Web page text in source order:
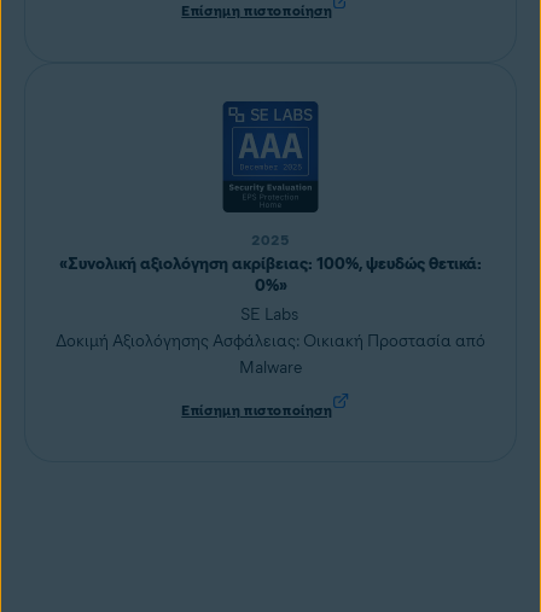
Επίσημη πιστοποίηση
2025
«Συνολική αξιολόγηση ακρίβειας: 100%, ψευδώς θετικά:
0%»
SE Labs
Δοκιμή Αξιολόγησης Ασφάλειας: Οικιακή Προστασία από
Malware
Επίσημη πιστοποίηση